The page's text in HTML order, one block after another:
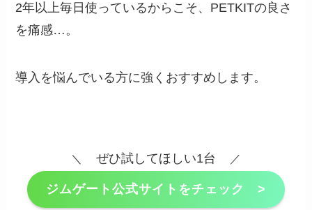
2年以上毎日使っているからこそ、PETKITの良さ
を痛感…。
導入を悩んでいる方に強くおすすめします。
＼ ぜひ試してほしい1台 ／
ジムゲート公式サイトをチェック >